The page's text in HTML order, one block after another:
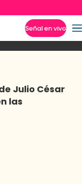
Señal en vivo
PolíticaEspectáculo
Julio César
las